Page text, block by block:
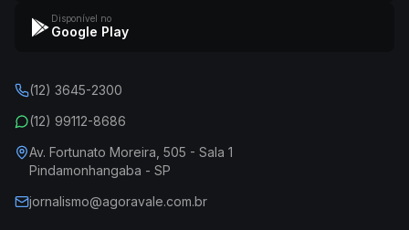
Disponível no
Google Play
(12) 3645-2300
(12) 99112-8686
Av. Fortunato Moreira, 505 - Sala 1
Pindamonhangaba - SP
jornalismo@agoravale.com.br